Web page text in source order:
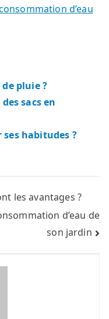
d’eau
pluie ?
sacs en
ses habitudes ?
les avantages ?
d’eau de
son jardin